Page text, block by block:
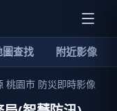
圖查找 附近影像
桃園市 防災即時影像